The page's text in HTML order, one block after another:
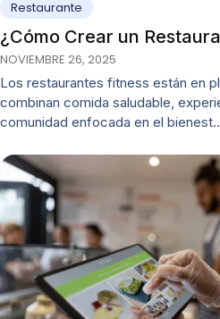
Restaurante
¿Cómo Crear un
NOVIEMBRE 26, 2025
Los restaurantes fitness están en
combinan comida saludable,
comunidad enfocada en el